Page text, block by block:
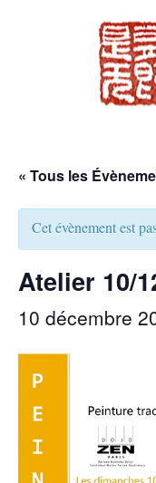
« Tous les
Cet évènement est
Atelier 10/
10 décembre